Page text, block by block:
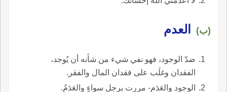
(ب) العدم
ضدّ الوجود، فهو نفي شيء من شأنه أن يُوجد،
الفقدان وغلَب على فقدان المال والفقر.
الوجود والعَدَم- مررت برجل سواءٍ والعَدَمُ.